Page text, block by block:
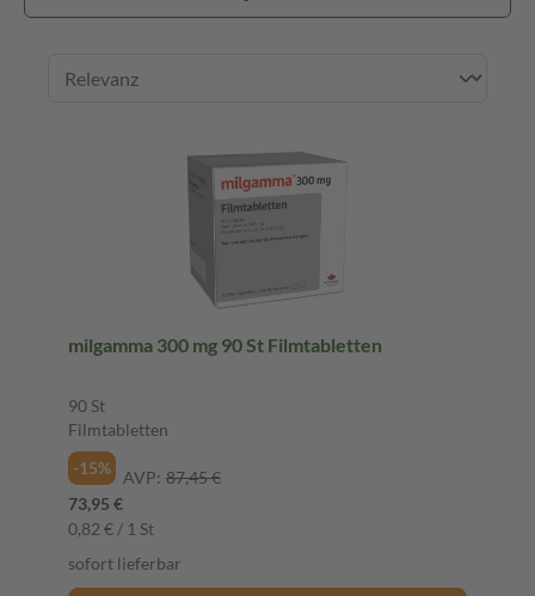
milgamma 300 mg 90 St Filmtabletten
90 St
Filmtabletten
-15%
AVP: 87,45 €
73,95 €
0,82 € / 1 St
sofort lieferbar